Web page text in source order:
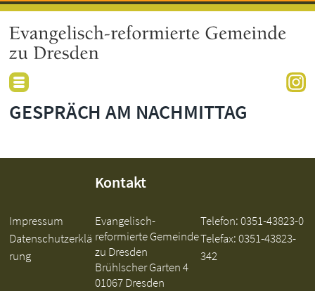
GESPRÄCH AM NACHMITTAG
Impressum
Datenschutzerklä
rung
Kontakt
Evangelisch-
reformierte Gemeinde
zu Dresden
Brühlscher Garten 4
01067 Dresden
Telefon:0351-43823-0
Telefax: 0351-43823-
342